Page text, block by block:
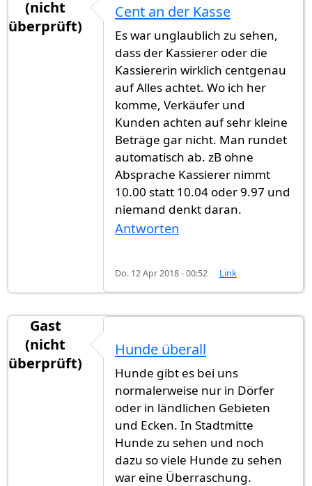
(nicht
überprüft)
Cent an der Kasse
Es war unglaublich zu sehen,
dass der Kassierer oder die
Kassiererin wirklich centgenau
auf Alles achtet. Wo ich her
komme, Verkäufer und
Kunden achten auf sehr kleine
Beträge gar nicht. Man rundet
automatisch ab. zB ohne
Absprache Kassierer nimmt
10.00 statt 10.04 oder 9.97 und
niemand denkt daran.
Antworten
Do. 12 Apr 2018 - 00:52 Link
Gast
(nicht
überprüft)
Hunde überall
Hunde gibt es bei uns
normalerweise nur in Dörfer
oder in ländlichen Gebieten
und Ecken. In Stadtmitte
Hunde zu sehen und noch
dazu so viele Hunde zu sehen
war eine Überraschung.